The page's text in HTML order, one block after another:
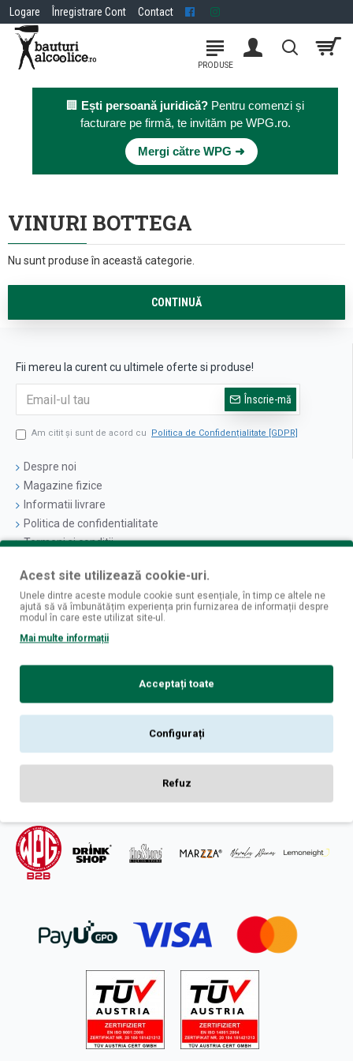
Logare Înregistrare Cont Contact
🏢 Ești persoană juridică? Pentru comenzi și
facturare pe firmă, te invităm pe WPG.ro.
Mergi către WPG ➜
VINURI BOTTEGA
Nu sunt produse în această categorie.
CONTINUĂ
Fii mereu la curent cu ultimele oferte si produse!
Înscrie-mă
Am citit şi sunt de acord cu Politica de Confidențialitate [GDPR]
Despre noi
Magazine fizice
Informatii livrare
Politica de confidentialitate
Termeni si conditii
Logare
Contul Meu
Istoric Comenzi
Retur
SOL
Acest site utilizează cookie-uri.
Unele dintre aceste module cookie sunt esențiale, în timp ce altele ne
ajută să vă îmbunătățim experiența prin furnizarea de informații despre
modul în care este utilizat site-ul.
Mai multe informații
Acceptați toate
Configurați
Refuz